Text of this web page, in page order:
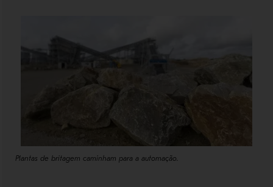
Plantas de britagem caminham para a automação.